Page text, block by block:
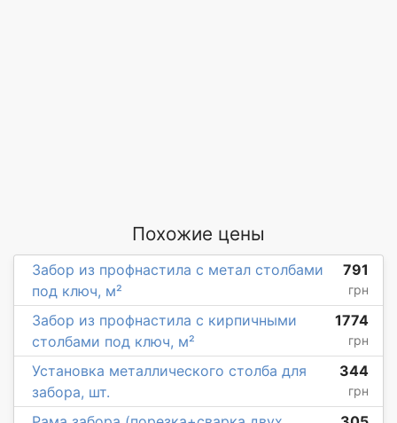
Похожие цены
Забор из профнастила с метал столбами
под ключ, м²
791
грн
Забор из профнастила с кирпичными
столбами под ключ, м²
1774
грн
Установка металлического столба для
забора, шт.
344
грн